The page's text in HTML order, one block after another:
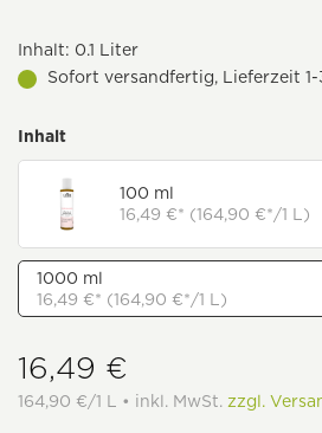
Inhalt: 0.1 Liter
Sofort versandfertig, Lieferzeit
Inhalt
100 ml
16,49 €* (164,90 €*/1 L)
1000 ml
16,49 €* (164,90 €*/1 L)
16,49 €
164,90 €/1 L • inkl. MwSt. zzgl.